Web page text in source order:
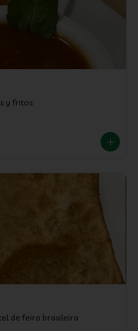
y fritos
de feira brasileira